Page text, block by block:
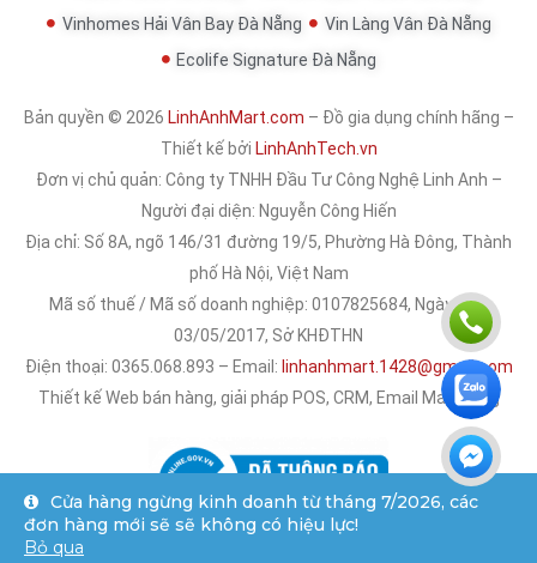
Vinhomes Hải Vân Bay Đà Nẵng
Vin Làng Vân Đà Nẵng
Ecolife Signature Đà Nẵng
Bản quyền © 2026 LinhAnhMart.com – Đồ gia dụng chính hãng –
Thiết kế bởi LinhAnhTech.vn
Đơn vị chủ quản: Công ty TNHH Đầu Tư Công Nghệ Linh Anh –
Người đại diện: Nguyễn Công Hiến
Địa chỉ: Số 8A, ngõ 146/31 đường 19/5, Phường Hà Đông, Thành
phố Hà Nội, Việt Nam
Mã số thuế / Mã số doanh nghiệp: 0107825684, Ngày cấp:
03/05/2017, Sở KHĐTHN
Điện thoại: 0365.068.893 – Email: linhanhmart.1428@gmail.com
Thiết kế Web bán hàng, giải pháp POS, CRM, Email Marketing
Trang chủ
Cửa hàng ngừng kinh doanh từ tháng 7/2026, các
đơn hàng mới sẽ sẽ không có hiệu lực!
Bỏ qua